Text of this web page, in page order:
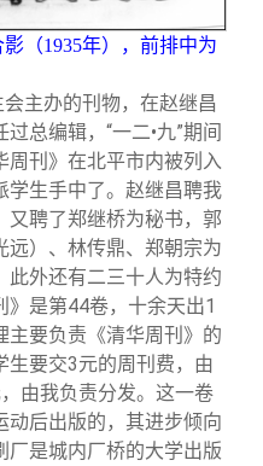
（1935年），前排中为
主办的刊物，在赵继昌
总编辑，“一二•九”期间
刊》在北平市内被列入
学生手中了。赵继昌聘我
又聘了郑继桥为秘书，郭
远）、林传鼎、郑朝宗为
此外还有二三十人为特约
是第44卷，十余天出1
主要负责《清华周刊》的
生要交3元的周刊费，由
由我负责分发。这一卷
动后出版的，其进步倾向
厂是城内厂桥的大学出版